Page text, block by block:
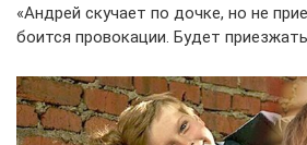
«Андрей скучает по дочке, но не
боится провокации. Будет